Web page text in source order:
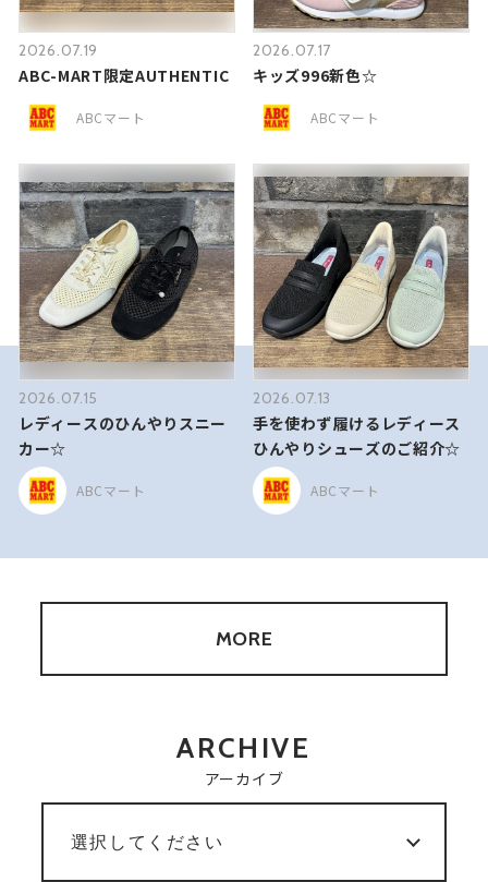
2026.07.19
ABC-MART限定AUTHENTIC
ABCマート
2026.07.17
キッズ996新色☆
ABCマート
2026.07.15
レディースのひんやりスニー
カー☆
ABCマート
2026.07.13
手を使わず履けるレディース
ひんやりシューズのご紹介☆
ABCマート
MORE
ARCHIVE
アーカイブ